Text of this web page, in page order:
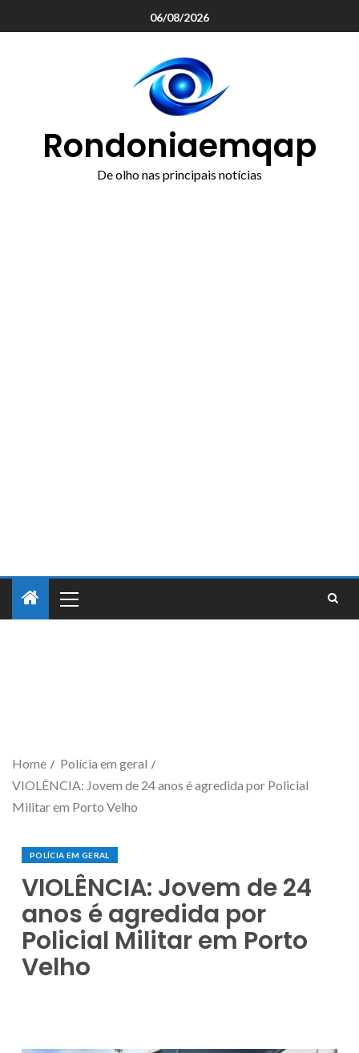
06/08/2026
Rondoniaemqap
De olho nas principais notícias
Home
Polícia em geral
VIOLÊNCIA: Jovem de 24 anos é agredida por Policial
Militar em Porto Velho
POLÍCIA EM GERAL
VIOLÊNCIA: Jovem de 24
anos é agredida por
Policial Militar em Porto
Velho